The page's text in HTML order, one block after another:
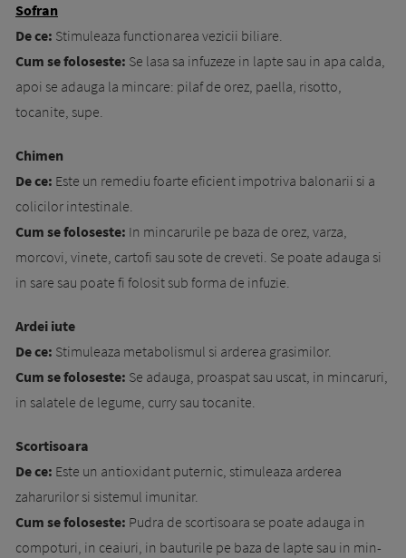
Sofran
De ce: Stimuleaza functionarea vezicii bi­­lia­­re.
Cum se foloseste: Se lasa sa infuzeze in lap­te sau in apa calda,
apoi se adauga la min­ca­re: pilaf de orez, paella, risotto,
tocanite, supe.
Chimen
De ce: Este un remediu foarte eficient im­­po­t­ri­­­va balonarii si a
colicilor intestinale.
Cum se foloseste: In mincarurile pe baza de orez, varza,
morcovi, vinete, cartofi sau sote de creveti. Se poate adauga si
in sare sau poate fi folosit sub forma de infuzie.
Ardei iute
De ce: Stimuleaza metabolismul si arderea grasimilor.
Cum se foloseste: Se adauga, proaspat sau uscat, in mincaruri,
in salatele de legume, curry sau tocanite.
Scortisoara
De ce: Este un antioxidant puternic, stimuleaza arderea
zaharurilor si sistemul imunitar.
Cum se foloseste: Pudra de scortisoara se poate adauga in
compoturi, in ceaiuri, in bau­tu­rile pe baza de lapte sau in min­